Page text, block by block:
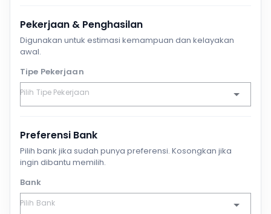
Pekerjaan & Penghasilan
Digunakan untuk estimasi kemampuan dan kelayakan
awal.
Tipe Pekerjaan
Preferensi Bank
Pilih bank jika sudah punya preferensi. Kosongkan jika
ingin dibantu memilih.
Bank